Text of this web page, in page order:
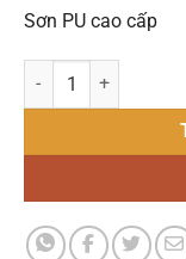
Sơn PU cao cấp
Bàn thờ gỗ đẹp -